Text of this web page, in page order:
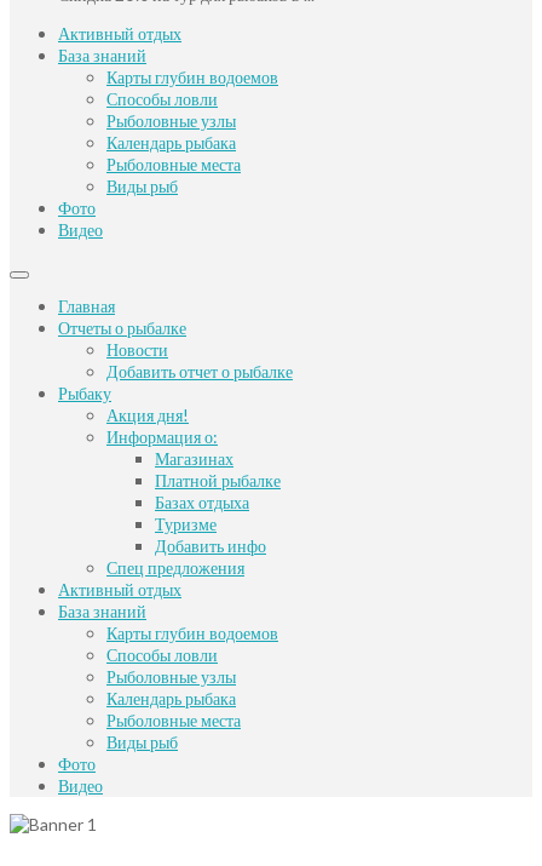
Активный отдых
База знаний
Карты глубин водоемов
Способы ловли
Рыболовные узлы
Календарь рыбака
Рыболовные места
Виды рыб
Фото
Видео
Главная
Отчеты о рыбалке
Новости
Добавить отчет о рыбалке
Рыбаку
Акция дня!
Информация о:
Магазинах
Платной рыбалке
Базах отдыха
Туризме
Добавить инфо
Спец предложения
Активный отдых
База знаний
Карты глубин водоемов
Способы ловли
Рыболовные узлы
Календарь рыбака
Рыболовные места
Виды рыб
Фото
Видео